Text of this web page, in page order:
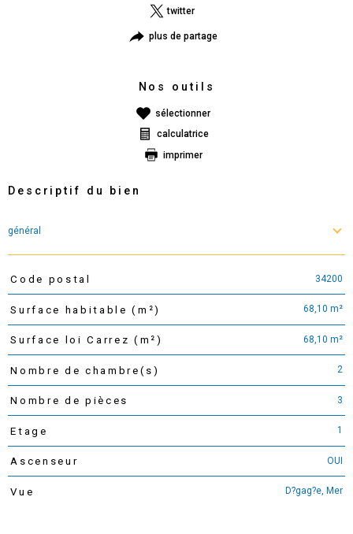
twitter
plus de partage
Nos outils
sélectionner
calculatrice
imprimer
Descriptif du bien
général
TRAD_PAMPERO_Caracteristique
Code postal 34200
Surface habitable (m²) 68,10 m²
Surface loi Carrez (m²) 68,10 m²
Nombre de chambre(s) 2
Nombre de pièces 3
Etage 1
Ascenseur OUI
Vue D?gag?e, Mer